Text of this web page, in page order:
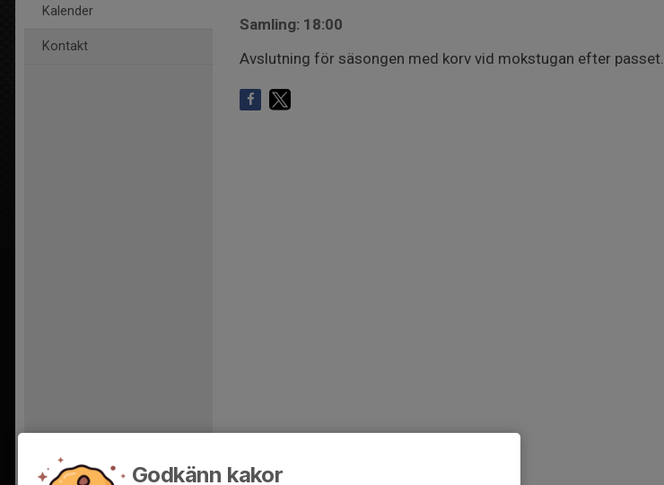
Kalender
Kontakt
Samling: 18:00
Avslutning för säsongen med korv vid mokstugan efter passet.
Godkänn kakor